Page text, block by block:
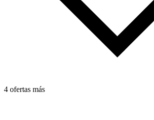
4 ofertas más